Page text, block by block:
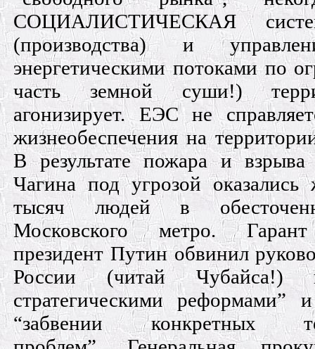
СОЦИАЛИСТИЧЕСКАЯ
(производства) и
энергетическими потоками по
часть земной суши!)
агонизирует. ЕЭС не
жизнеобеспечения на
В результате пожара и
Чагина под угрозой оказались
тысяч людей в
Московского метро.
президент Путин обвинил
России (читай Чубайса!)
стратегическими реформами”
“забвении конкретных